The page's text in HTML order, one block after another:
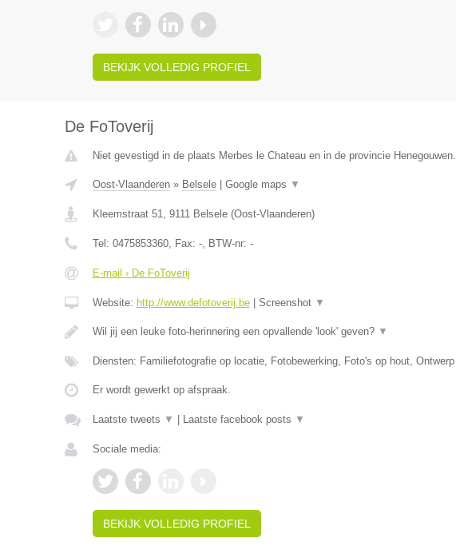
BEKIJK VOLLEDIG PROFIEL
De FoToverij
Niet gevestigd in de plaats Merbes le Chateau en in de provincie Henegouwen.
Oost-Vlaanderen» Belsele| Google maps ▼
Kleemstraat 51, 9111 Belsele(Oost-Vlaanderen)
Tel: 0475853360, Fax: -, BTW-nr: -
E-mail › De FoToverij
Website: http://www.defotoverij.be| Screenshot ▼
Wil jij een leuke foto-herinnering een opvallende 'look' geven? ▼
Diensten: Familiefotografie op locatie, Fotobewerking, Foto's op hout, Ontwerp
Er wordt gewerkt op afspraak.
Laatste tweets ▼ Laatste facebook posts ▼
Sociale media:
BEKIJK VOLLEDIG PROFIEL